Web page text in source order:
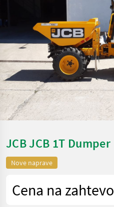
JCB JCB 1T Dumper
Nove naprave
Cena na zahtevo